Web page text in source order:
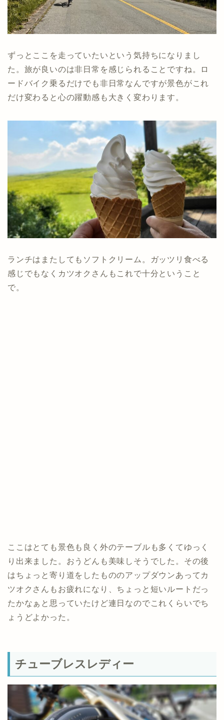
ずっとここを走っていたいという気持ちになりまし
た。旅が良いのは非日常を感じられることですね。ロ
ードバイク乗るだけでも非日常なんですが景色がこれ
だけ変わると心の躍動感も大きく変わります。
ランチはまたしてもソフトクリーム。ガッツリ食べる
感じでもなくカツオクさんもこれで十分ということ
で。
ここはとても景色も良く外のテーブルも多くてゆっく
り出来ました。おうどんも美味しそうでした。その後
はちょっと寄り道をしたもののアップダウンあってカ
ツオクさんもお疲れになり、ちょっと短いルートだっ
たかなぁと思っていたけど連日なのでこれくらいでち
ょうどよかった。
チューブレスレディー